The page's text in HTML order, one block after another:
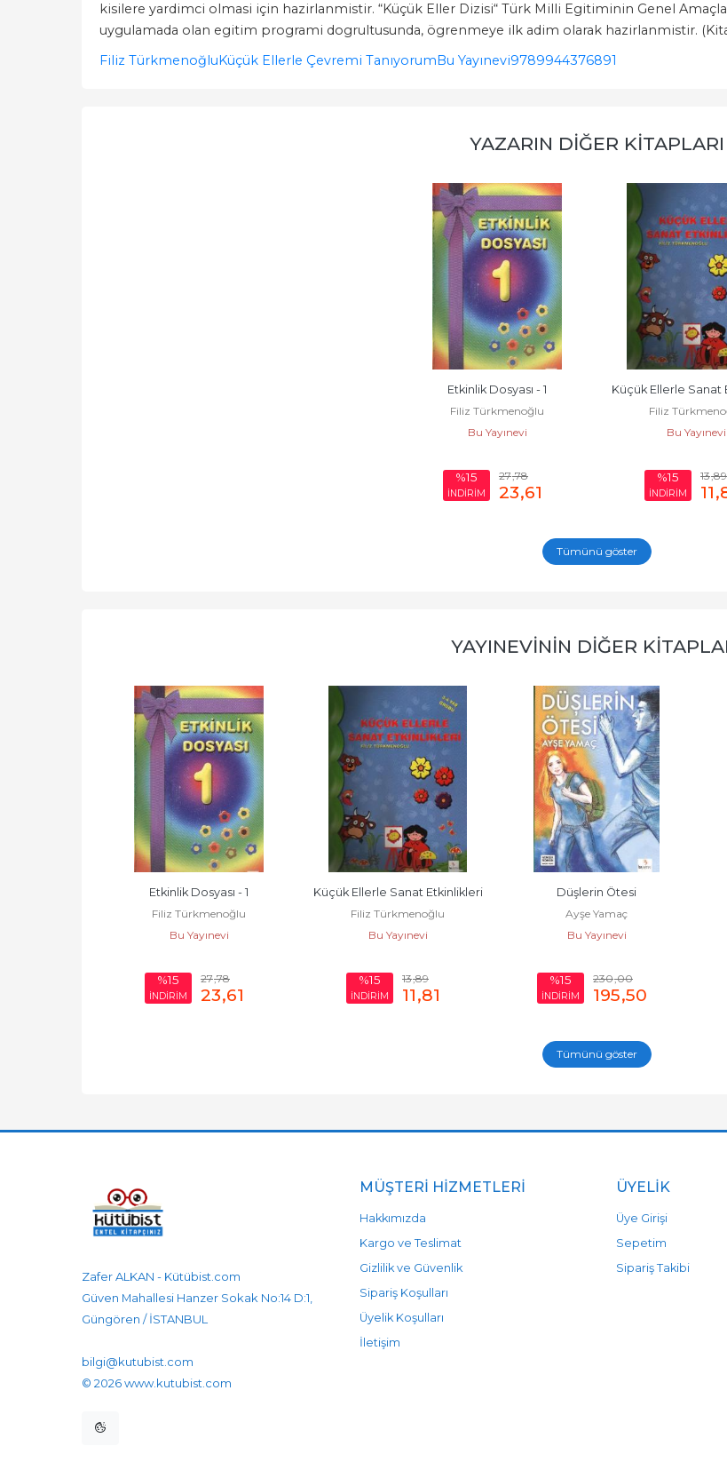
kisilere yardimci olmasi için hazirlanmistir. “Küçük Eller Dizisi“ Türk Milli Egitiminin Genel
uygulamada olan egitim programi dogrultusunda, ögrenmeye ilk adim olarak hazirlanmistir.
Filiz TürkmenoğluKüçük Ellerle Çevremi TanıyorumBu Yayınevi9789944376891
YAZARIN DIĞER KITAPLARI
Etkinlik Dosyası - 1
Filiz Türkmenoğlu
Bu Yayınevi
%15
İNDİRİM
27,78
23,61
Küçük Ellerle Sanat
Filiz
Bu Yayınevi
%15
İNDİRİM
13,89
11
Tümünü göster
YAYINEVININ DIĞER
Etkinlik Dosyası - 1
Filiz Türkmenoğlu
Bu Yayınevi
%15
İNDİRİM
27,78
23,61
Küçük Ellerle Sanat Etkinlikleri
Filiz Türkmenoğlu
Bu Yayınevi
%15
İNDİRİM
13,89
11,81
Düşlerin Ötesi
Ayşe Yamaç
Bu Yayınevi
%15
İNDİRİM
230,00
195,50
Tümünü göster
Zafer ALKAN - Kütübist.com
Güven Mahallesi Hanzer Sokak No:14 D:1,
Güngören / İSTANBUL
bilgi@kutubist.com
© 2026 www.kutubist.com
MÜŞTERI HIZMETLERI
Hakkımızda
Kargo ve Teslimat
Gizlilik ve Güvenlik
Sipariş Koşulları
Üyelik Koşulları
İletişim
ÜYELIK
Üye Girişi
Sepetim
Sipariş Takibi